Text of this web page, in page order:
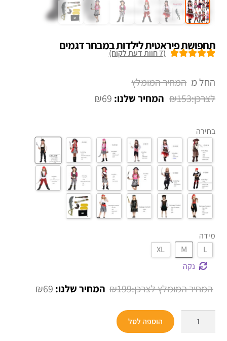
תחפושת פיראטית לילדות במבחר דגמים
לקוחות
(
7חוות דעת לקוח)
החל מ
₪153
₪69
בחירה
מידה
L
M
XL
נקה
₪199
המחיר
₪69 המחיר
הוספה לסל